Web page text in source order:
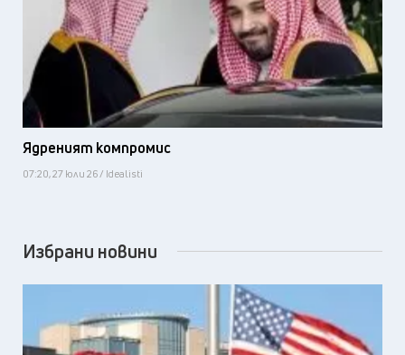
Ядреният компромис
07:20, 27 юли 26 / Idealisti
Избрани новини